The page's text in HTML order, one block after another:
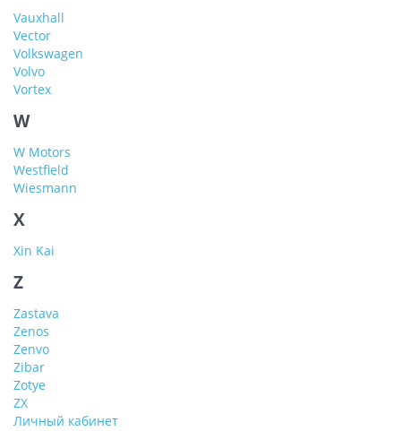
Vauxhall
Vector
Volkswagen
Volvo
Vortex
W
W Motors
Westfield
Wiesmann
X
Xin Kai
Z
Zastava
Zenos
Zenvo
Zibar
Zotye
ZX
Личный кабинет